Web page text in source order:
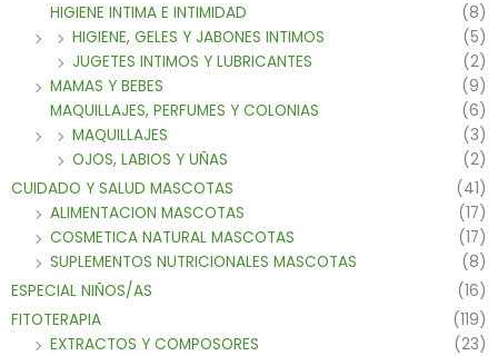
HIGIENE INTIMA E INTIMIDAD
(8)
HIGIENE, GELES Y JABONES INTIMOS
(5)
JUGETES INTIMOS Y LUBRICANTES
(2)
MAMAS Y BEBES
(9)
MAQUILLAJES, PERFUMES Y COLONIAS
(6)
MAQUILLAJES
(3)
OJOS, LABIOS Y UÑAS
(2)
CUIDADO Y SALUD MASCOTAS
(41)
ALIMENTACION MASCOTAS
(17)
COSMETICA NATURAL MASCOTAS
(17)
SUPLEMENTOS NUTRICIONALES MASCOTAS
(8)
ESPECIAL NIÑOS/AS
(16)
FITOTERAPIA
(119)
EXTRACTOS Y COMPOSORES
(23)